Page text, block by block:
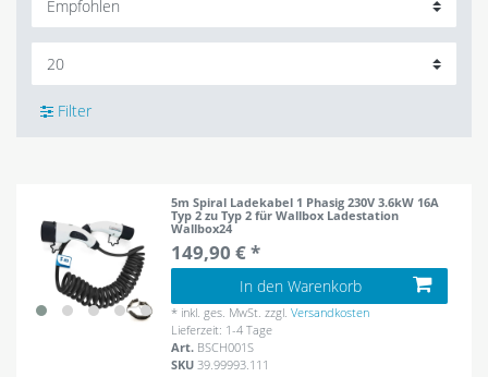
Filter
5m Spiral Ladekabel 1 Phasig 230V 3.6kW 16A
Typ 2 zu Typ 2 für Wallbox Ladestation
Wallbox24
149,90 € *
In den Warenkorb
* inkl. ges. MwSt. zzgl.Versandkosten
Lieferzeit: 1-4 Tage
Art. BSCH001S
SKU 39.99993.111